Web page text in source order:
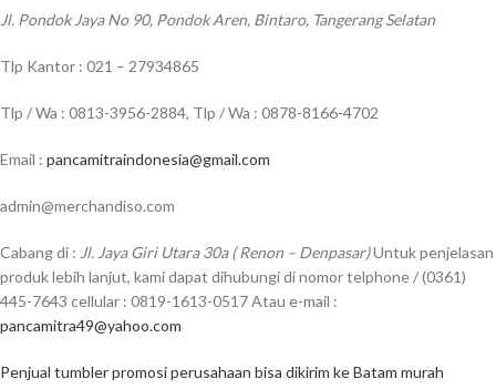
Jl. Pondok Jaya No 90, Pondok Aren, Bintaro, Tangerang Selatan
Tlp Kantor : 021 – 27934865
Tlp / Wa : 0813-3956-2884, Tlp / Wa : 0878-8166-4702
Email : pancamitraindonesia@gmail.com
admin@merchandiso.com
Cabang di : Jl. Jaya Giri Utara 30a ( Renon – Denpasar)Untuk penjelasan
produk lebih lanjut, kami dapat dihubungi di nomor telphone / (0361)
445-7643 cellular : 0819-1613-0517 Atau e-mail :
pancamitra49@yahoo.com
Penjual tumbler promosi perusahaan bisa dikirim ke Batam murah